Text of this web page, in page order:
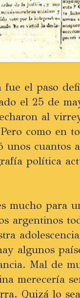
fue el paso
el 25 de
al
como en
unos cuantos
política
mucho para
argentinos
algunos
Mal de
merecería
Quizá lo